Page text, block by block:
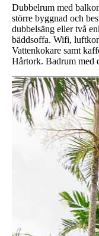
Dubbelrum med
större byggnad och
dubbelsäng eller två
bäddsoffa. Wifi,
Vattenkokare samt
Hårtork. Badrum med